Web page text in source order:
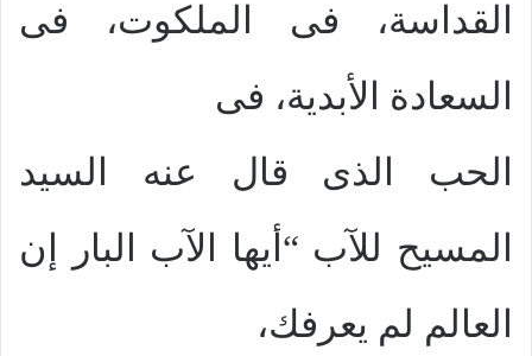
القداسة، فى الملكوت، فى
السعادة الأبدية، فى
الحب الذى قال عنه السيد
المسيح للآب “أيها الآب البار إن
العالم لم يعرفك،